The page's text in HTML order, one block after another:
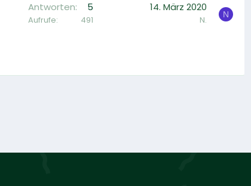
Antworten 5
Aufrufe 491
14. März 2020
N. N